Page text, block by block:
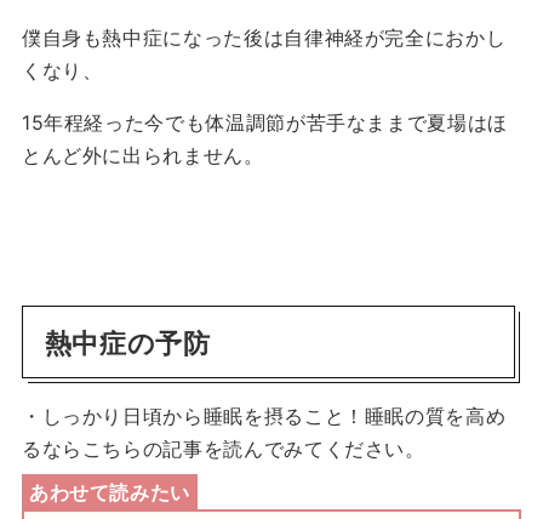
僕自身も熱中症になった後は自律神経が完全におかし
くなり、
15年程経った今でも体温調節が苦手なままで夏場はほ
とんど外に出られません。
熱中症の予防
・しっかり日頃から睡眠を摂ること！睡眠の質を高め
るならこちらの記事を読んでみてください。